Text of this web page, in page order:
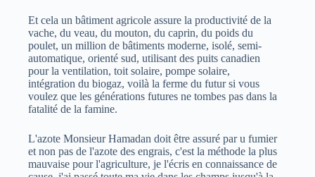
Et cela un bâtiment agricole assure la productivité de la
vache, du veau, du mouton, du caprin, du poids du
poulet, un million de bâtiments moderne, isolé, semi-
automatique, orienté sud, utilisant des puits canadien
pour la ventilation, toit solaire, pompe solaire,
intégration du biogaz, voilà la ferme du futur si vous
voulez que les générations futures ne tombes pas dans la
fatalité de la famine.
L'azote Monsieur Hamadan doit être assuré par u fumier
et non pas de l'azote des engrais, c'est la méthode la plus
mauvaise pour l'agriculture, je l'écris en connaissance de